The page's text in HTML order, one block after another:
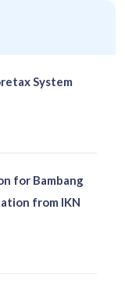
System
for Bambang
from IKN